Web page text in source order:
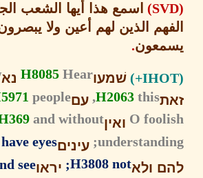
اسمع هذا أيها الشعب الجاهل
الذين لهم أعين ولا يبصرون.لهم
.
שׁמעו H8085Hear נאnow
H2063this, עם H5971people,
O ואין H369and without לב
עיניםhave eyes,
ולאH3808 not; יראוand see